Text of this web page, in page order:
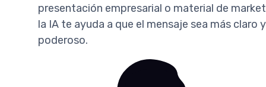
presentación empresarial o material de
la IA te ayuda a que el mensaje sea más claro y
poderoso.